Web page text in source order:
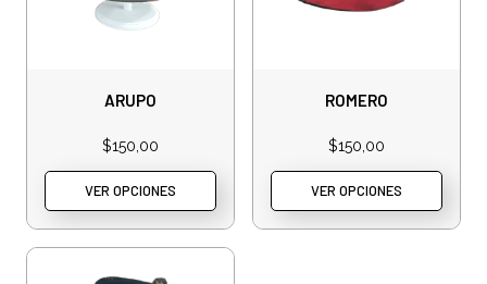
ARUPO
$150,00
VER OPCIONES
ROMERO
$150,00
VER OPCIONES